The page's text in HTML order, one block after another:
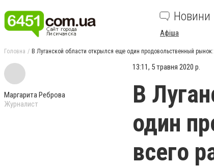
Новини
Афіша
Головна В Луганской области открылся еще один продовольственный
Маргарита Реброва
Журналист
13:11, 5 травня 2020 р.
В
один
всего